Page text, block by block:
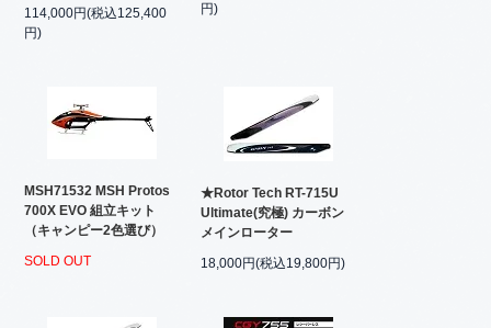
114,000円(税込125,400
円)
円)
MSH71532 MSH Protos
700X EVO 組立キット
（キャンピー2色選び）
SOLD OUT
★Rotor Tech RT-715U
Ultimate(究極) カーボン
メインローター
18,000円(税込19,800円)